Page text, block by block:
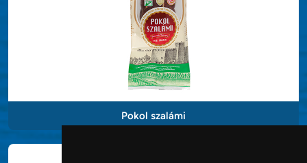
Pokol szalámi